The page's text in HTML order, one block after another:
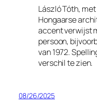
László Tóth,
Hongaarse
accent verwijst
persoon,
van 1972.
verschil te zien.
08/26/2025